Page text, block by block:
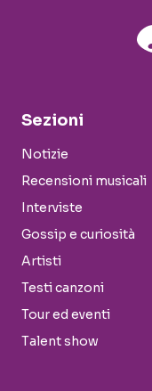
Sezioni
Notizie
Recensioni musicali
Interviste
Gossip e curiosità
Artisti
Testi canzoni
Tour ed eventi
Talent show